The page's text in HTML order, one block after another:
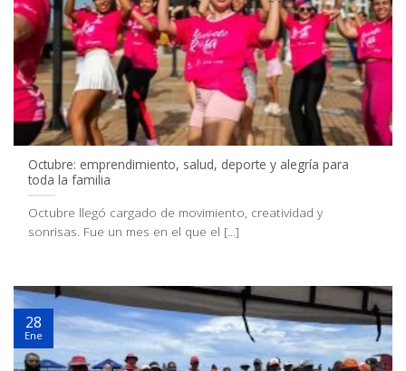
Octubre: emprendimiento, salud, deporte y alegría para
toda la familia
Octubre llegó cargado de movimiento, creatividad y
sonrisas. Fue un mes en el que el [...]
28
Ene